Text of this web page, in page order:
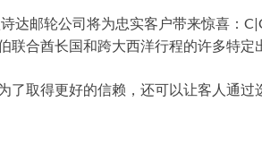
达邮轮公司将为忠实客户带来惊喜：
联合酋长国和跨大西洋行程的许多特定
了取得更好的信赖，还可以让客人通